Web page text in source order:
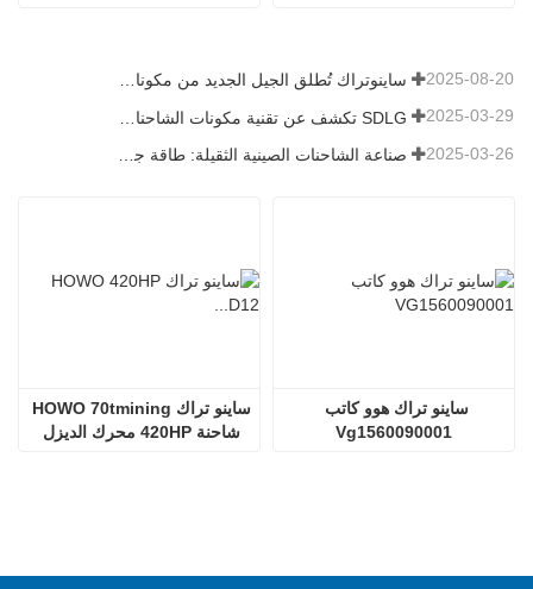
ساينوتراك تُطلق الجيل الجديد من مكونات الشاحنات الثقيلة: تعزيز الكفاءة والموثوقية للخدمات اللوجستية العالمية 2025-08-20
2025-03-29
2025-03-26
Vg1560090001